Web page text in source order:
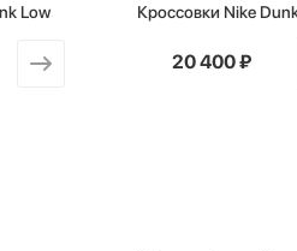
Low
Кроссовки Nike
от20 400 ₽